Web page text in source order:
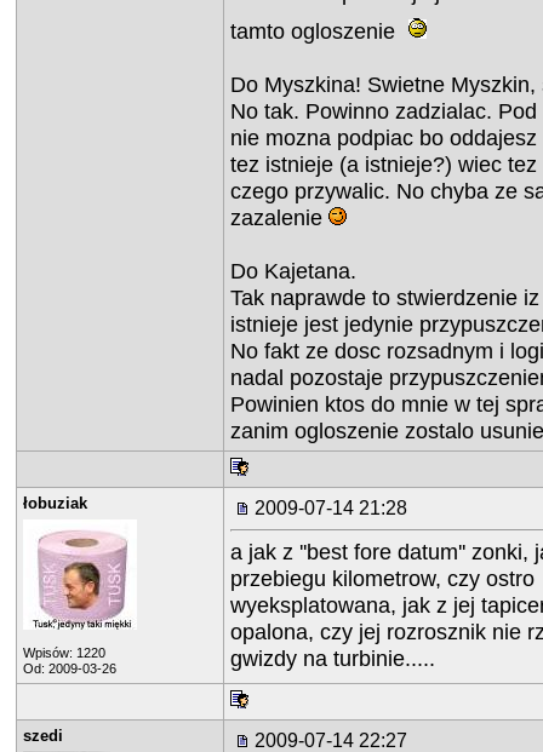
tamto ogloszenie
Do Myszkina! Swietne Myszkin,
No tak. Powinno zadzialac.
nie mozna podpiac bo
tez istnieje (a istnieje?) wiec
czego przywalic. No chyba ze
zazalenie
Do Kajetana.
Tak naprawde to stwierdzenie
istnieje jest jedynie
No fakt ze dosc rozsadnym i
nadal pozostaje
Powinien ktos do mnie w tej
zanim ogloszenie zostalo
łobuziak
Wpisów: 1220
Od: 2009-03-26
2009-07-14 21:28
a jak z ''best fore datum'' zonki,
przebiegu kilometrow, czy ostro
wyeksplatowana, jak z jej
opalona, czy jej rozrosznik nie
gwizdy na turbinie.....
szedi 2009-07-14 22:27